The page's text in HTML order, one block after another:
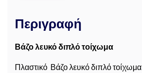
Περιγραφή
Βάζο λευκό διπλό τοίχωμα
Πλαστικό Βάζο λευκό διπλό τοίχωμα